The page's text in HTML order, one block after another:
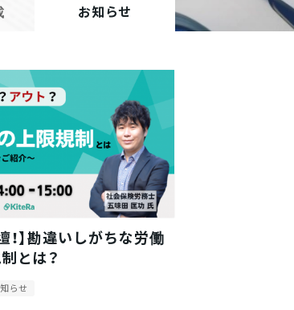
お知らせ
！】勘違いしがちな労働
とは？
らせ